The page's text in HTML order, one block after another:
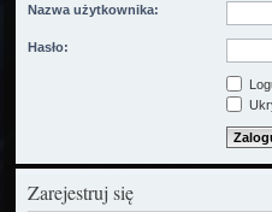
Nazwa użytkownika:
Hasło:
Zarejestruj się